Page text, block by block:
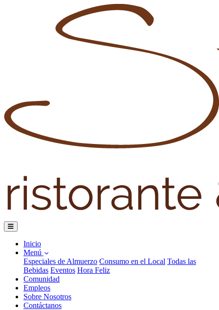
Inicio
Menú
Especiales de Almuerzo Consumo en el Local Todas las
Bebidas Eventos Hora Feliz
Comunidad
Empleos
Sobre Nosotros
Contáctanos